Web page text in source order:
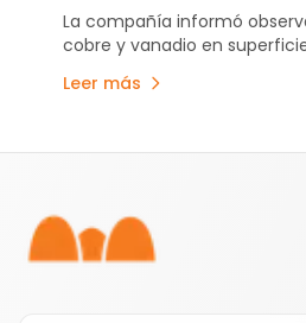
distrito de uranio en
La compañía informó
cobre y vanadio en
posible tendencia cuprífera
Malargüe.
Leer más